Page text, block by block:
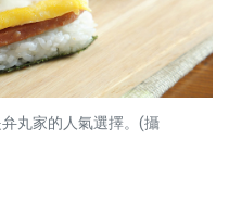
丸家的人氣選擇。(攝